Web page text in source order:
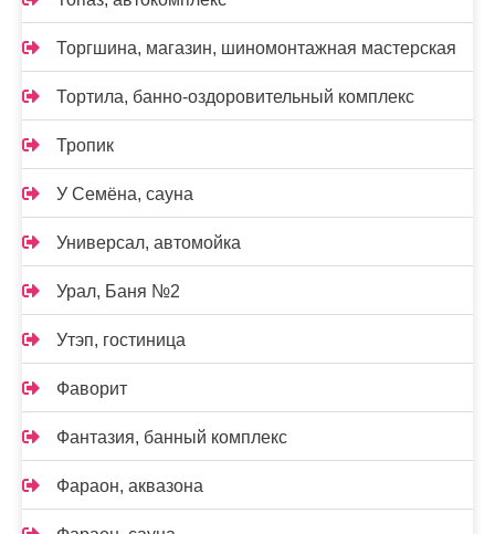
Торгшина, магазин, шиномонтажная мастерская
Тортила, банно-оздоровительный комплекс
Тропик
У Семёна, сауна
Универсал, автомойка
Урал, Баня №2
Утэп, гостиница
Фаворит
Фантазия, банный комплекс
Фараон, аквазона